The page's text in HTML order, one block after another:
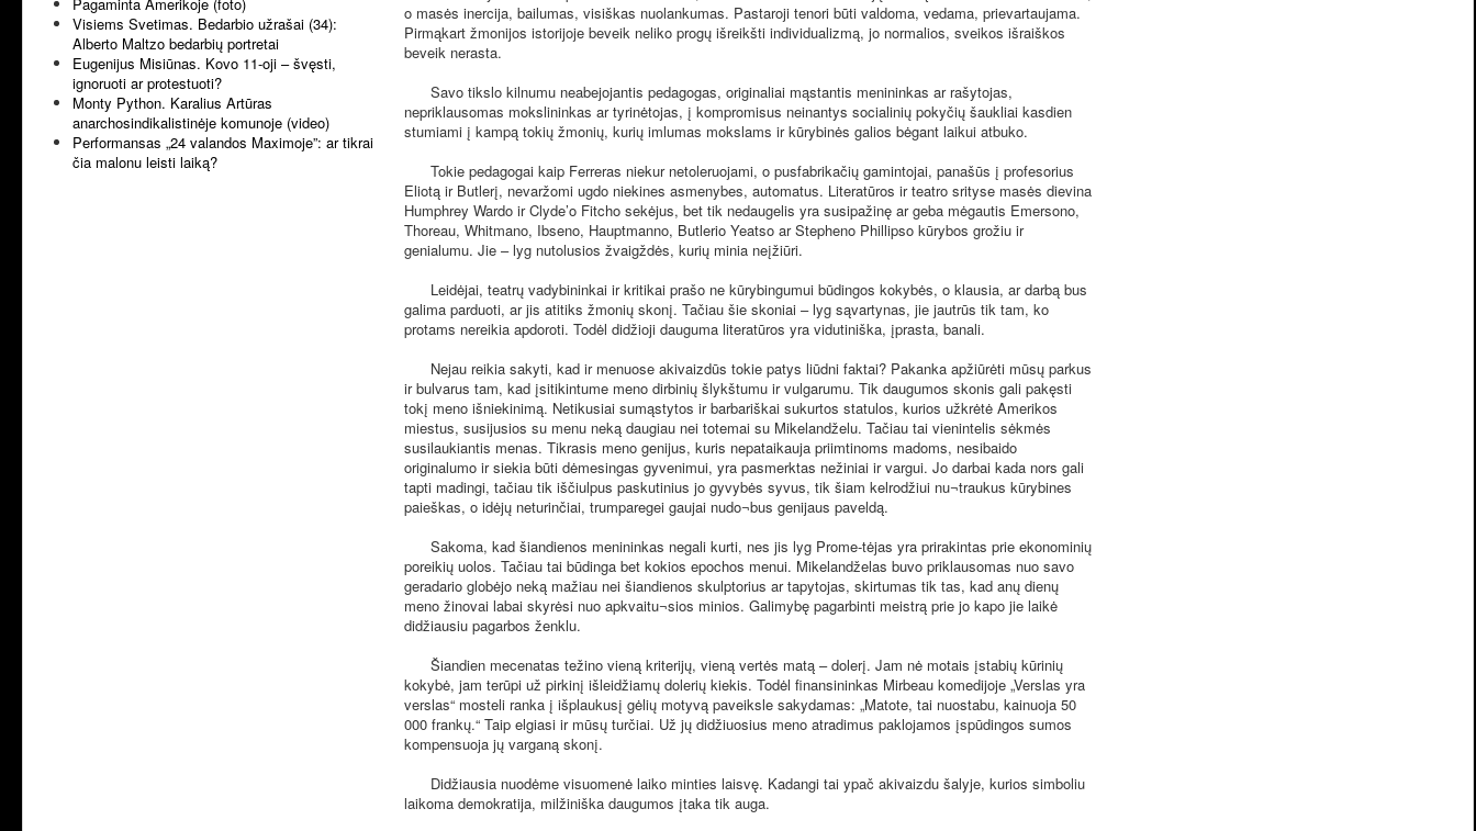
Visiems Svetimas. Bedarbio užrašai (34):
Alberto Maltzo bedarbių portretai
Eugenijus Misiūnas. Kovo 11-oji – švęsti,
ignoruoti ar protestuoti?
Monty Python. Karalius Artūras
anarchosindikalistinėje komunoje (video)
Performansas „24 valandos Maximoje”: ar tikrai
čia malonu leisti laiką?
o masės inercija, bailumas, visiškas nuolankumas. Pastaroji tenori būti valdoma, vedama, prievartaujama.
Pirmąkart žmonijos istorijoje beveik neliko progų išreikšti individualizmą, jo normalios, sveikos išraiškos
beveik nerasta.
Savo tikslo kilnumu neabejojantis pedagogas, originaliai mąstantis menininkas ar rašytojas,
nepriklausomas mokslininkas ar tyrinėtojas, į kompromisus neinantys socialinių pokyčių šaukliai kasdien
stumiami į kampą tokių žmonių, kurių imlumas mokslams ir kūrybinės galios bėgant laikui atbuko.
Tokie pedagogai kaip Ferreras niekur netoleruojami, o pusfabrikačių gamintojai, panašūs į profesorius
Eliotą ir Butlerį, nevaržomi ugdo niekines asmenybes, automatus. Literatūros ir teatro srityse masės dievina
Humphrey Wardo ir Clyde’o Fitcho sekėjus, bet tik nedaugelis yra susipažinę ar geba mėgautis Emersono,
Thoreau, Whitmano, Ibseno, Hauptmanno, Butlerio Yeatso ar Stepheno Phillipso kūrybos grožiu ir
genialumu. Jie – lyg nutolusios žvaigždės, kurių minia neįžiūri.
Leidėjai, teatrų vadybininkai ir kritikai prašo ne kūrybingumui būdingos kokybės, o klausia, ar darbą bus
galima parduoti, ar jis atitiks žmonių skonį. Tačiau šie skoniai – lyg sąvartynas, jie jautrūs tik tam, ko
protams nereikia apdoroti. Todėl didžioji dauguma literatūros yra vidutiniška, įprasta, banali.
Nejau reikia sakyti, kad ir menuose akivaizdūs tokie patys liūdni faktai? Pakanka apžiūrėti mūsų parkus
ir bulvarus tam, kad įsitikintume meno dirbinių šlykštumu ir vulgarumu. Tik daugumos skonis gali pakęsti
tokį meno išniekinimą. Netikusiai sumąstytos ir barbariškai sukurtos statulos, kurios užkrėtė Amerikos
miestus, susijusios su menu neką daugiau nei totemai su Mikelandželu. Tačiau tai vienintelis sėkmės
susilaukiantis menas. Tikrasis meno genijus, kuris nepataikauja priimtinoms madoms, nesibaido
originalumo ir siekia būti dėmesingas gyvenimui, yra pasmerktas nežiniai ir vargui. Jo darbai kada nors gali
tapti madingi, tačiau tik iščiulpus paskutinius jo gyvybės syvus, tik šiam kelrodžiui nu¬traukus kūrybines
paieškas, o idėjų neturinčiai, trumparegei gaujai nudo¬bus genijaus paveldą.
Sakoma, kad šiandienos menininkas negali kurti, nes jis lyg Prome-tėjas yra prirakintas prie ekonominių
poreikių uolos. Tačiau tai būdinga bet kokios epochos menui. Mikelandželas buvo priklausomas nuo savo
geradario globėjo neką mažiau nei šiandienos skulptorius ar tapytojas, skirtumas tik tas, kad anų dienų
meno žinovai labai skyrėsi nuo apkvaitu¬sios minios. Galimybę pagarbinti meistrą prie jo kapo jie laikė
didžiausiu pagarbos ženklu.
Šiandien mecenatas težino vieną kriterijų, vieną vertės matą – dolerį. Jam nė motais įstabių kūrinių
kokybė, jam terūpi už pirkinį išleidžiamų dolerių kiekis. Todėl finansininkas Mirbeau komedijoje „Verslas yra
verslas“ mosteli ranka į išplaukusį gėlių motyvą paveiksle sakydamas: „Matote, tai nuostabu, kainuoja 50
000 frankų.“ Taip elgiasi ir mūsų turčiai. Už jų didžiuosius meno atradimus paklojamos įspūdingos sumos
kompensuoja jų varganą skonį.
Didžiausia nuodėme visuomenė laiko minties laisvę. Kadangi tai ypač akivaizdu šalyje, kurios simboliu
laikoma demokratija, milžiniška daugumos įtaka tik auga.